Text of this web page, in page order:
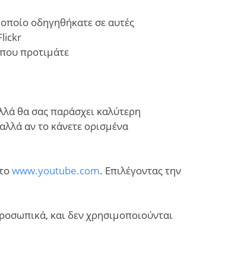
οδηγηθήκατε σε αυτές
προτιμάτε
θα σας παράσχει καλύτερη
αν το κάνετε ορισμένα
www.youtube.com. Επιλέγοντας την
και δεν χρησιμοποιούνται